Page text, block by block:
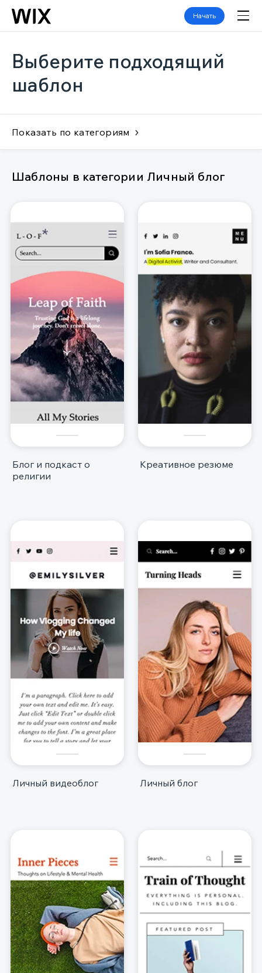
Начать
Выберите подходящий
шаблон
Показать по категориям
Шаблоны в категории Личный блог
Блог и подкаст о
религии
Креативное резюме
Личный видеоблог Личный блог